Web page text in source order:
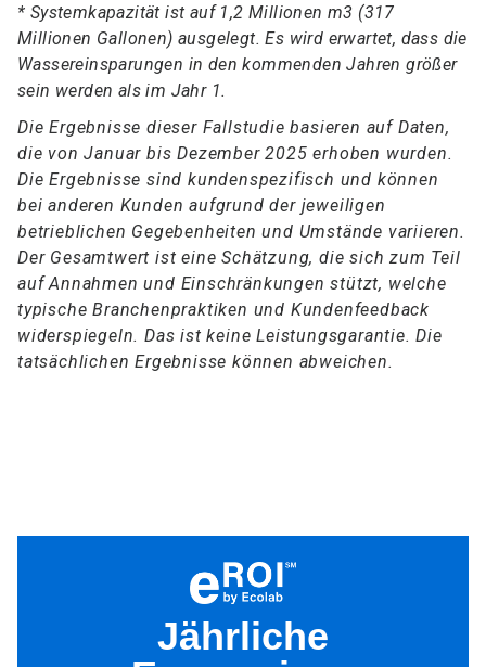
* Systemkapazität ist auf 1,2 Millionen m3 (317
Millionen Gallonen) ausgelegt. Es wird erwartet, dass die
Wassereinsparungen in den kommenden Jahren größer
sein werden als im Jahr 1.
Die Ergebnisse dieser Fallstudie basieren auf Daten,
die von Januar bis Dezember 2025 erhoben wurden.
Die Ergebnisse sind kundenspezifisch und können
bei anderen Kunden aufgrund der jeweiligen
betrieblichen Gegebenheiten und Umstände variieren.
Der Gesamtwert ist eine Schätzung, die sich zum Teil
auf Annahmen und Einschränkungen stützt, welche
typische Branchenpraktiken und Kundenfeedback
widerspiegeln. Das ist keine Leistungsgarantie. Die
tatsächlichen Ergebnisse können abweichen.